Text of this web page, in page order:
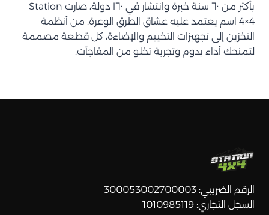
بأكثر من ٦٠ سنة خبرة وانتشار في ١٦٠ دولة، صارت Station
4×4 اسم يعتمد عليه عشاق الطرق الوعرة. من أنظمة
التخزين إلى تجهيزات التخييم والإضاءة، كل قطعة مصممة
لتمنحك أداء يدوم وتجربة تخلو من المفاجآت.
الرقم الضريبي: 300053002700003
السجل التجاري: 1010985119